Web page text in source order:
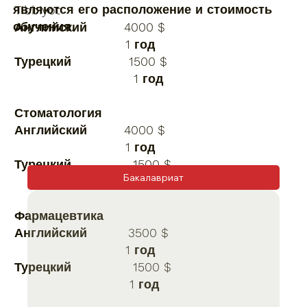
являются его расположение и стоимость
обучения.
Tibbiyot
Английский 4000 $
1 год
Турецкий 1500 $
1 год
Стоматология
Английский 4000 $
1 год
Турецкий 1500 $
1 год
Фармацевтика
Английский 3500 $
1 год
Турецкий 1500 $
1 год
Бакалавриат